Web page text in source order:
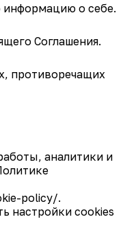
информацию о себе.
Соглашения.
противоречащих
аналитики и
policy/.
настройки cookies